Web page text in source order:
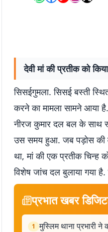
देवी मां की प्रतीक को
सिसईगुमला. सिसई बस्ती
करने का मामला सामने आया
नीरज कुमार दल बल के साथ
उस समय हुआ. जब पड़ोस की
था, मां की एक प्रतीक चिन्ह
विशेष जांच दल बुलाया गया
प्रभात खबर
1 मुस्लिम थाना प्रभारी ने